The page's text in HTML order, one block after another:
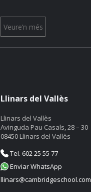
Veure’n més
Llinars del Vallès
Llinars del Vallès
Avinguda Pau Casals, 28 – 30
08450 Llinars del Vallès
Tel. 602 25 55 77
Enviar WhatsApp
llinars@cambridgeschool.com